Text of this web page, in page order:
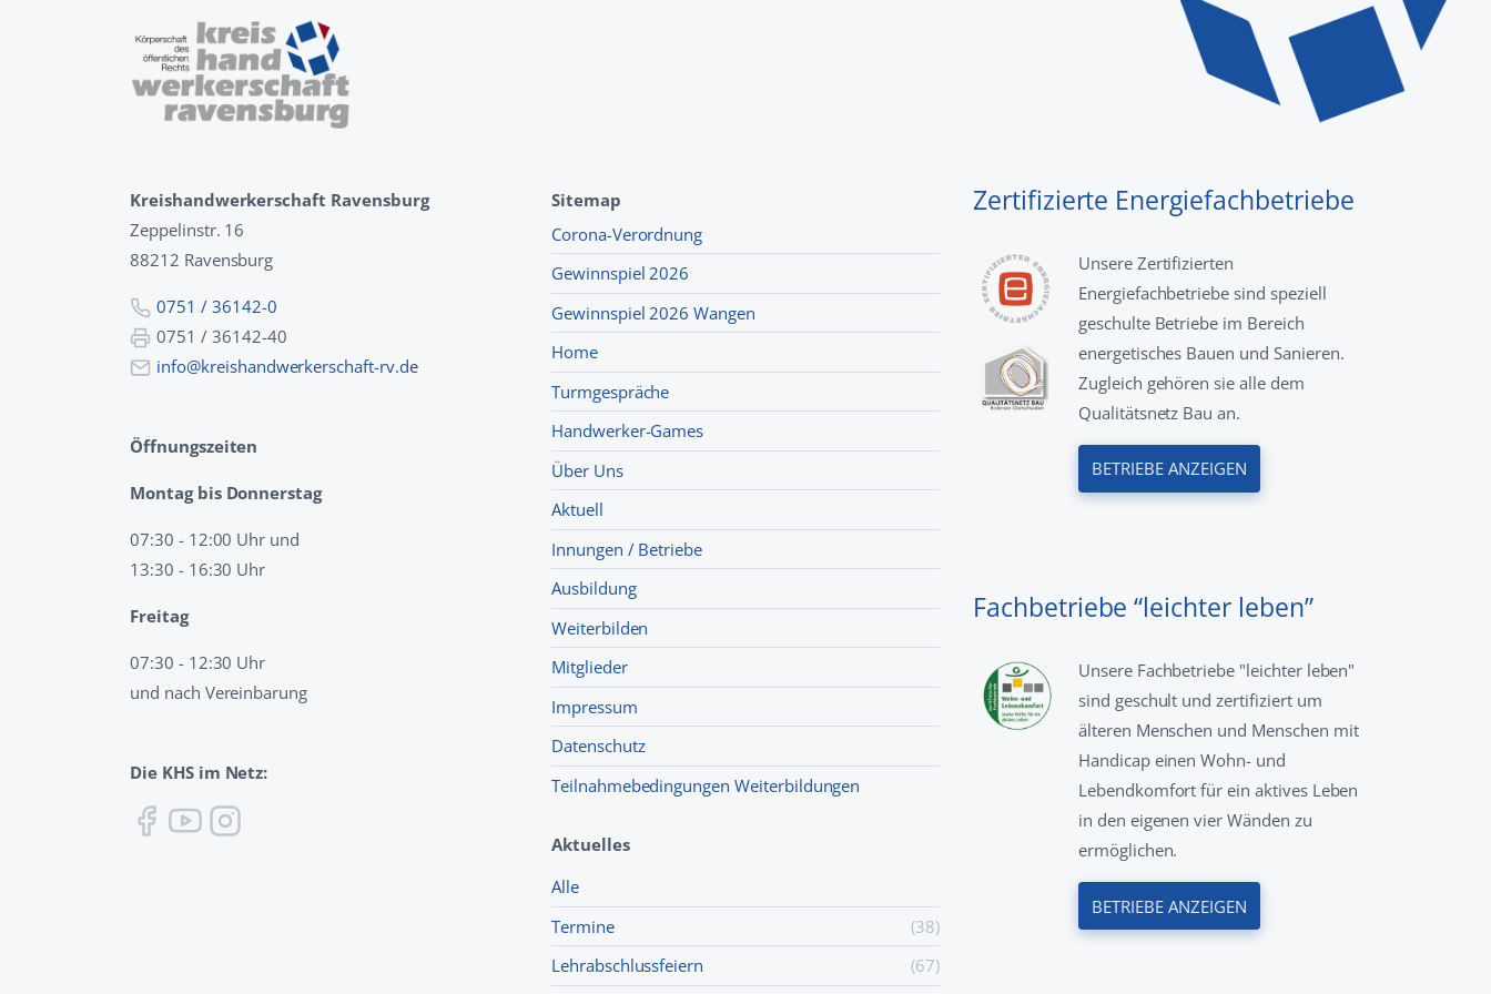
Kreishandwerkerschaft Ravensburg
Zeppelinstr. 16
88212 Ravensburg
0751 / 36142-0
0751 / 36142-40
info@kreishandwerkerschaft-rv.de
Öffnungszeiten
Montag bis Donnerstag
07:30 - 12:00 Uhr und
13:30 - 16:30 Uhr
Freitag
07:30 - 12:30 Uhr
und nach Vereinbarung
Die KHS im Netz:
Sitemap
Corona-Verordnung
Gewinnspiel 2026
Gewinnspiel 2026 Wangen
Home
Turmgespräche
Handwerker-Games
Über Uns
Aktuell
Innungen / Betriebe
Ausbildung
Weiterbilden
Mitglieder
Impressum
Datenschutz
Teilnahmebedingungen Weiterbildungen
Aktuelles
Alle
Termine
(38)
Lehr­abschluss­feiern
(67)
Zertifizierte Energiefachbetriebe
Unsere Zertifizierten
Energiefachbetriebe sind speziell
geschulte Betriebe im Bereich
energetisches Bauen und Sanieren.
Zugleich gehören sie alle dem
Qualitätsnetz Bau an.
BETRIEBE ANZEIGEN
Fachbetriebe “leichter leben”
Unsere Fachbetriebe "leichter leben"
sind geschult und zertifiziert um
älteren Menschen und Menschen mit
Handicap einen Wohn- und
Lebendkomfort für ein aktives Leben
in den eigenen vier Wänden zu
ermöglichen.
BETRIEBE ANZEIGEN